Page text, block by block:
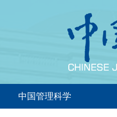
中国管理科学